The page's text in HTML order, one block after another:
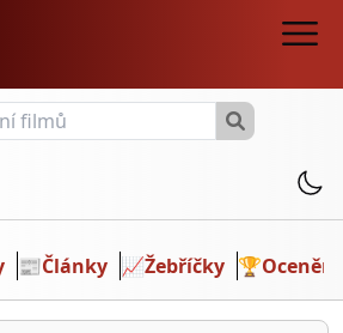
📰Články 📈Žebříčky 🏆Ocenění